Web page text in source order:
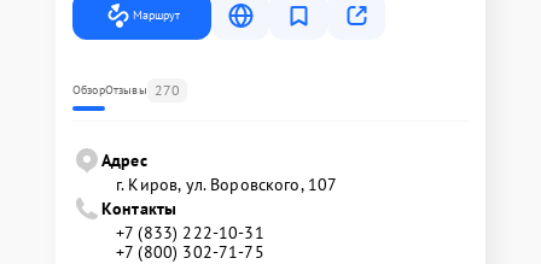
Маршрут
ОбзорОтзывы 270
Адрес
г. Киров, ул. Воровского, 107
Контакты
+7 (833) 222-10-31
+7 (800) 302-71-75